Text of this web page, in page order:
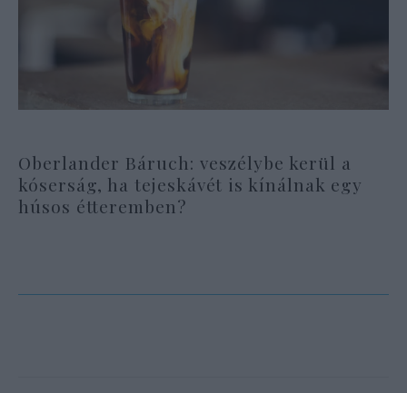
Oberlander Báruch: veszélybe kerül a
kóserság, ha tejeskávét is kínálnak egy
húsos étteremben?